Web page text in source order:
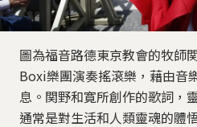
圖為福音路德東京教會的牧師
Boxi樂團演奏搖滾樂，藉由音
息。関野和寛所創作的歌詞，
通常是對生活和人類靈魂的體